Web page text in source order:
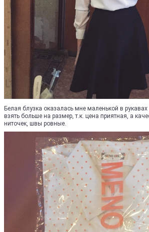
Белая блузка оказалась мне маленькой в
взять больше на размер, т.к. цена приятная, а
ниточек, швы ровные.